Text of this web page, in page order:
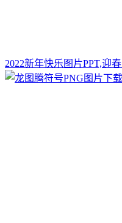
2022新年快乐图片PPT,迎